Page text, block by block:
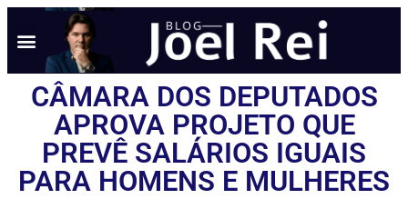
CÂMARA DOS DEPUTADOS
APROVA PROJETO QUE
PREVÊ SALÁRIOS IGUAIS
PARA HOMENS E MULHERES